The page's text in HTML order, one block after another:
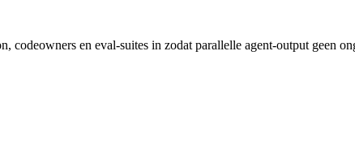
en eval-suites in zodat parallelle agent-output geen